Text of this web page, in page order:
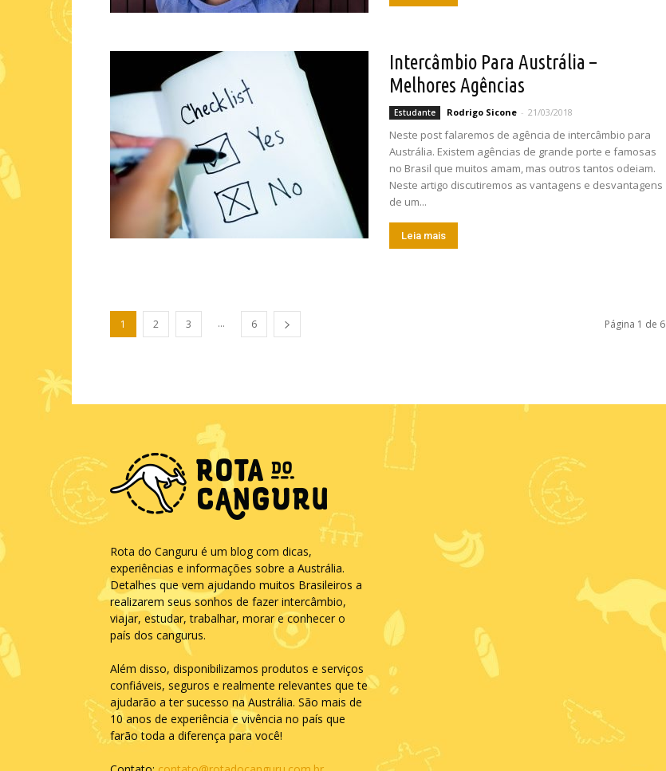
Intercâmbio Para Austrália –
Melhores Agências
Estudante Rodrigo Sicone - 21/03/2018
Neste post falaremos de agência de intercâmbio para
Austrália. Existem agências de grande porte e famosas
no Brasil que muitos amam, mas outros tantos odeiam.
Neste artigo discutiremos as vantagens e desvantagens
de um...
Leia mais
1 2 3 ... 6 Página 1 de 6
Rota do Canguru é um blog com dicas,
experiências e informações sobre a Austrália.
Detalhes que vem ajudando muitos Brasileiros a
realizarem seus sonhos de fazer intercâmbio,
viajar, estudar, trabalhar, morar e conhecer o
país dos cangurus.
Além disso, disponibilizamos produtos e serviços
confiáveis, seguros e realmente relevantes que te
ajudarão a ter sucesso na Austrália. São mais de
10 anos de experiência e vivência no país que
farão toda a diferença para você!